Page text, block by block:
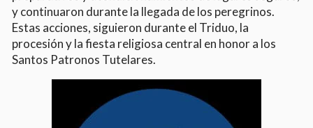
y continuaron durante la llegada de los peregrinos.
Estas acciones, siguieron durante el Triduo, la
procesión y la fiesta religiosa central en honor a los
Santos Patronos Tutelares.